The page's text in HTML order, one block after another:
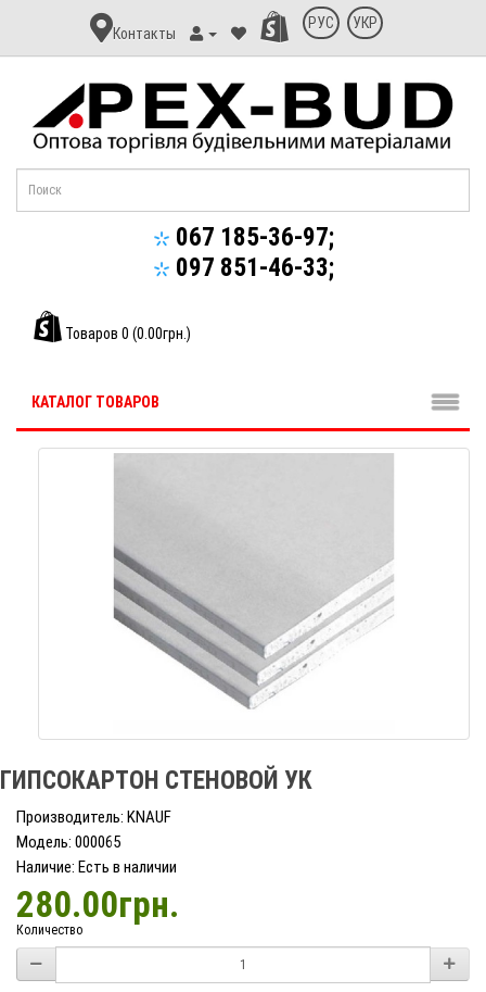
Контакт
Апекс-
Контакты
РУС УКР
067 185-36-97;
097 851-46-33;
Товаров 0 (0.00грн.)
КАТАЛОГ ТОВАРОВ
ГИПСОКАРТОН СТЕНОВОЙ УК
Производитель: KNAUF
Модель: 000065
Наличие: Есть в наличии
280.00грн.
Количество